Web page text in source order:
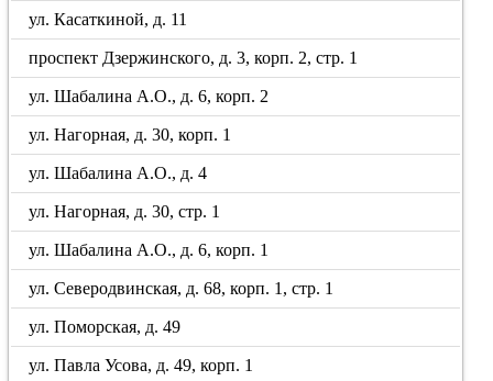
ул. Касаткиной, д. 11
проспект Дзержинского, д. 3, корп. 2, стр. 1
ул. Шабалина А.О., д. 6, корп. 2
ул. Нагорная, д. 30, корп. 1
ул. Шабалина А.О., д. 4
ул. Нагорная, д. 30, стр. 1
ул. Шабалина А.О., д. 6, корп. 1
ул. Северодвинская, д. 68, корп. 1, стр. 1
ул. Поморская, д. 49
ул. Павла Усова, д. 49, корп. 1